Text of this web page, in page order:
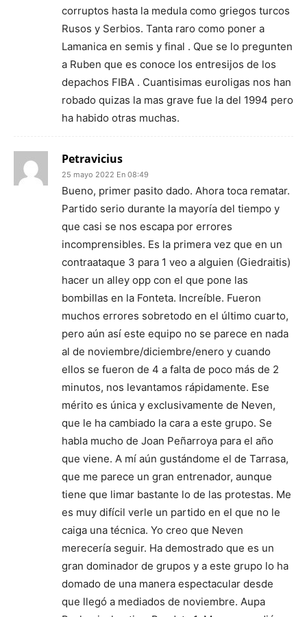
corruptos hasta la medula como griegos turcos
Rusos y Serbios. Tanta raro como poner a
Lamanica en semis y final . Que se lo pregunten
a Ruben que es conoce los entresijos de los
depachos FIBA . Cuantisimas euroligas nos han
robado quizas la mas grave fue la del 1994 pero
ha habido otras muchas.
Petravicius
25 mayo 2022 En 08:49
Bueno, primer pasito dado. Ahora toca rematar.
Partido serio durante la mayoría del tiempo y
que casi se nos escapa por errores
incomprensibles. Es la primera vez que en un
contraataque 3 para 1 veo a alguien (Giedraitis)
hacer un alley opp con el que pone las
bombillas en la Fonteta. Increíble. Fueron
muchos errores sobretodo en el último cuarto,
pero aún así este equipo no se parece en nada
al de noviembre/diciembre/enero y cuando
ellos se fueron de 4 a falta de poco más de 2
minutos, nos levantamos rápidamente. Ese
mérito es única y exclusivamente de Neven,
que le ha cambiado la cara a este grupo. Se
habla mucho de Joan Peñarroya para el año
que viene. A mí aún gustándome el de Tarrasa,
que me parece un gran entrenador, aunque
tiene que limar bastante lo de las protestas. Me
es muy difícil verle un partido en el que no le
caiga una técnica. Yo creo que Neven
merecería seguir. Ha demostrado que es un
gran dominador de grupos y a este grupo lo ha
domado de una manera espectacular desde
que llegó a mediados de noviembre. Aupa